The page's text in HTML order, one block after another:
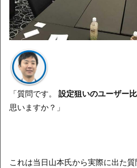
「質問です。 設定狙いのユーザー
思いますか？」
これは当日山本氏から実際に出た